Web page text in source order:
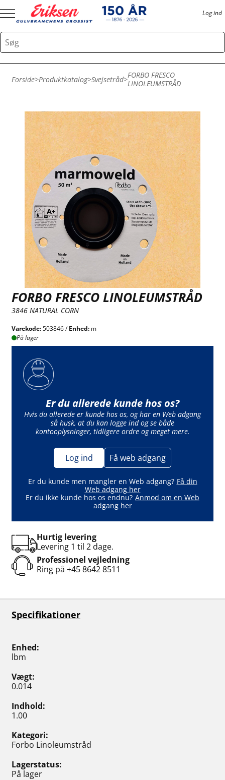
Log ind
Forside>Produktkatalog>Svejsetråd>FORBO FRESCO
LINOLEUMSTRÅD
FORBO FRESCO LINOLEUMSTRÅD
3846 NATURAL CORN
Varekode:503846 /Enhed: m
På lager
Er du allerede kunde hos os?
Hvis du allerede er kunde hos os, og har en Web adgang
så husk, at du kan logge ind og se både
kontooplysninger, tidligere ordre og meget mere.
Log ind Få web adgang
Er du kunde men mangler en Web adgang? Få din
Web adgang her
Er du ikke kunde hos os endnu? Anmod om en Web
adgang her
Hurtig levering
Levering 1 til 2 dage.
Professionel vejledning
Ring på +45 8642 8511
Specifikationer
Enhed
lbm
Vægt
0.014
Indhold
1.00
Kategori
Forbo Linoleumstråd
Lagerstatus
På lager